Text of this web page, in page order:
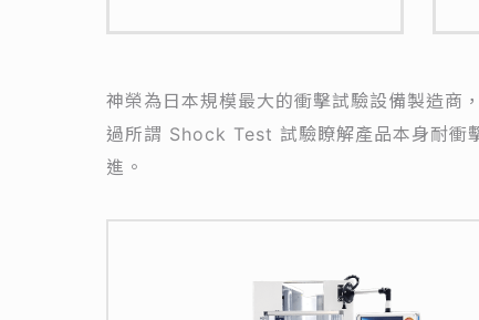
神榮為日本規模最大的衝擊試驗設備製造商
過所謂 Shock Test 試驗瞭解產品本身耐衝
進。